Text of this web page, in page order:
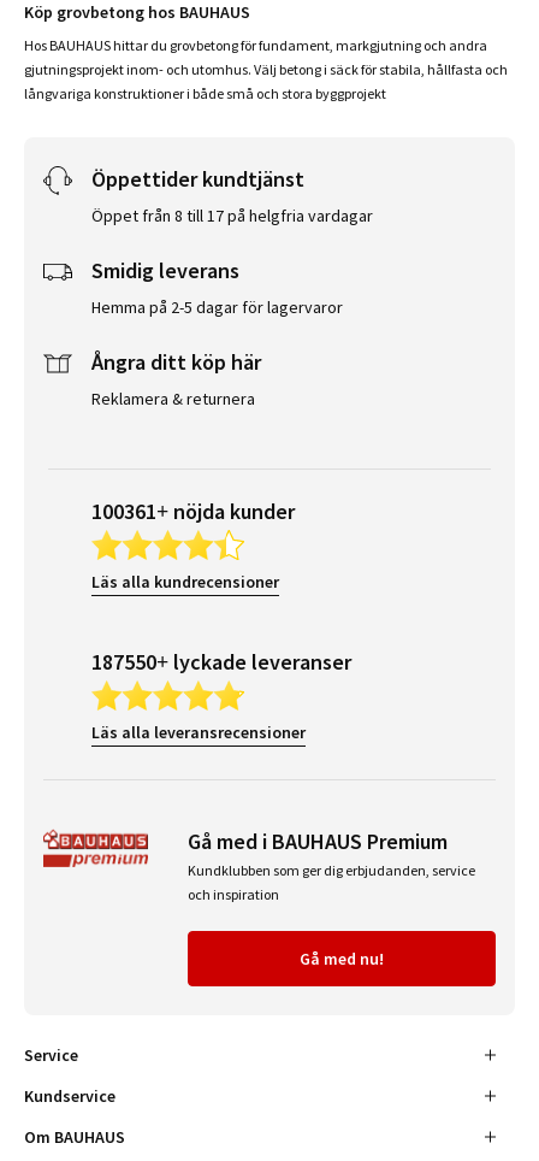
Köp grovbetong hos BAUHAUS
Hos BAUHAUS hittar du grovbetong för fundament, markgjutning och andra
gjutningsprojekt inom- och utomhus. Välj betong i säck för stabila, hållfasta och
långvariga konstruktioner i både små och stora byggprojekt
Öppettider kundtjänst
Öppet från 8 till 17 på helgfria vardagar
Smidig leverans
Hemma på 2-5 dagar för lagervaror
Ångra ditt köp här
Reklamera & returnera
100361+ nöjda kunder
Läs alla kundrecensioner
187550+ lyckade leveranser
Läs alla leveransrecensioner
Gå med i BAUHAUS Premium
Kundklubben som ger dig erbjudanden, service
och inspiration
Gå med nu!
Service
Kundservice
Om BAUHAUS